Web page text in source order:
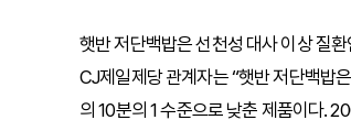
햇반 저단백밥은 선천성 대사 이상 질
CJ제일제당 관계자는 “햇반 저단백밥
의 10분의 1 수준으로 낮춘 제품이다.